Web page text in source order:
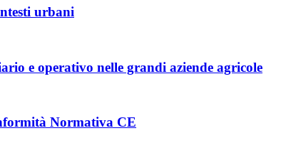
urbani
e operativo nelle grandi aziende agricole
Normativa CE